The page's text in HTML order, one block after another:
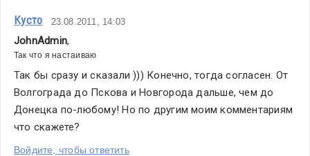
Кусто 23.08.2011, 14:03
JohnAdmin,
Так что я настаиваю
Так бы сразу и сказали ))) Конечно, тогда согласен. От
Волгограда до Пскова и Новгорода дальше, чем до
Донецка по-любому! Но по другим моим комментариям
что скажете?
Войдите, чтобы ответить